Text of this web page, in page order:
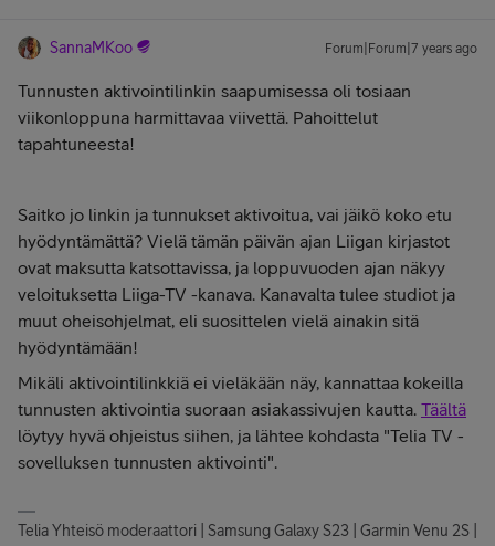
SannaMKoo Forum|Forum|7 years ago
Tunnusten aktivointilinkin saapumisessa oli tosiaan
viikonloppuna harmittavaa viivettä. Pahoittelut
tapahtuneesta!
Saitko jo linkin ja tunnukset aktivoitua, vai jäikö koko etu
hyödyntämättä? Vielä tämän päivän ajan Liigan kirjastot
ovat maksutta katsottavissa, ja loppuvuoden ajan näkyy
veloituksetta Liiga-TV -kanava. Kanavalta tulee studiot ja
muut oheisohjelmat, eli suosittelen vielä ainakin sitä
hyödyntämään!
Mikäli aktivointilinkkiä ei vieläkään näy, kannattaa kokeilla
tunnusten aktivointia suoraan asiakassivujen kautta. Täältä
löytyy hyvä ohjeistus siihen, ja lähtee kohdasta "Telia TV -
sovelluksen tunnusten aktivointi".
Telia Yhteisö moderaattori | Samsung Galaxy S23 | Garmin Venu 2S |